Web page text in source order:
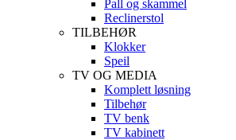
Pall og skammel
Reclinerstol
TILBEHØR
Klokker
Speil
TV OG MEDIA
Komplett løsning
Tilbehør
TV benk
TV kabinett